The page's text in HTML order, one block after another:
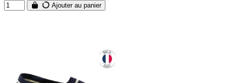
Ajouter au panier